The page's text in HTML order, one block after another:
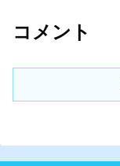
コメント